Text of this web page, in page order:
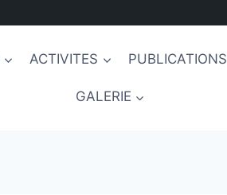
ACTIVITES PUBLICATIONS
GALERIE